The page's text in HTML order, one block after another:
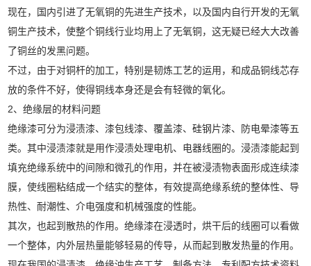
现在，国内引进了无氧铜的先进生产技术，以及国内自行开发的无氧
铜生产技术，使整个铜线行业均用上了无氧铜，这无疑已经大大改善
了铜丝的发黑问题。
不过，由于对铜杆的加工，特别是韧炼工艺的运用，和成品铜线芯存
放的条件不好，使得铜线本身还是会有轻微的氧化。
2、绝缘层的材料问题
绝缘漆可分为浸渍漆、漆包线漆、覆盖漆、硅钢片漆、防电晕漆等五
类。其中浸渍漆就是用作浸渍处理电机、电器线圈的。浸渍漆能起到
填充绝缘系统中的间隙和微孔的作用，并在被浸渍物表面形成连续漆
膜，使线圈粘结成一个结实的整体，有效提高绝缘系统的整体性、导
热性、耐潮性、介电强度和机械强度的性能。
其次，也起到散热的作用。绝缘漆在浸透时，烘干后的线圈可以看做
一个整体，内外层热量能够轻易的传导，从而起到散发热量的作用。